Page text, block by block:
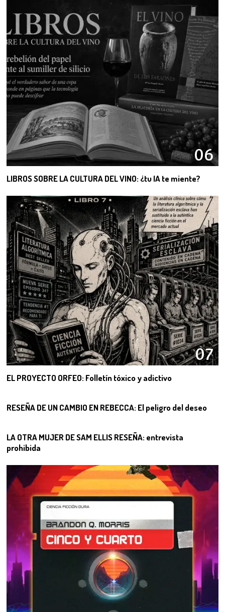
06
LIBROS SOBRE LA CULTURA DEL VINO: ¿tu IA te miente?
07
EL PROYECTO ORFEO: Folletín tóxico y adictivo
RESEÑA DE UN CAMBIO EN REBECCA: El peligro del deseo
09
LA OTRA MUJER DE SAM ELLIS RESEÑA: entrevista
prohibida